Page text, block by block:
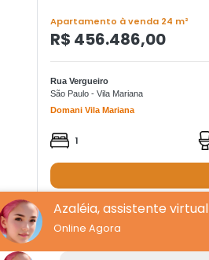
Azaléia, assistente virtual
Online Agora
Apartamento à venda 24 m²
R$ 456.486,00
Rua Vergueiro
São Paulo - Vila Mariana
Domani Vila Mariana
1